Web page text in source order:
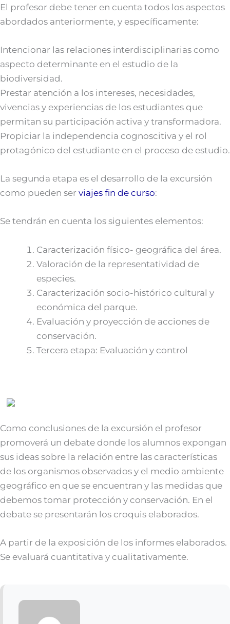
El profesor debe tener en cuenta todos los aspectos
abordados anteriormente, y específicamente:
Intencionar las relaciones interdisciplinarias como
aspecto determinante en el estudio de la
biodiversidad.
Prestar atención a los intereses, necesidades,
vivencias y experiencias de los estudiantes que
permitan su participación activa y transformadora.
Propiciar la independencia cognoscitiva y el rol
protagónico del estudiante en el proceso de estudio.
La segunda etapa es el desarrollo de la excursión
como pueden ser viajes fin de curso:
Se tendrán en cuenta los siguientes elementos:
Caracterización físico- geográfica del área.
Valoración de la representatividad de
especies.
Caracterización socio-histórico cultural y
económica del parque.
Evaluación y proyección de acciones de
conservación.
Tercera etapa: Evaluación y control
Como conclusiones de la excursión el profesor
promoverá un debate donde los alumnos expongan
sus ideas sobre la relación entre las características
de los organismos observados y el medio ambiente
geográfico en que se encuentran y las medidas que
debemos tomar protección y conservación. En el
debate se presentarán los croquis elaborados.
A partir de la exposición de los informes elaborados.
Se evaluará cuantitativa y cualitativamente.